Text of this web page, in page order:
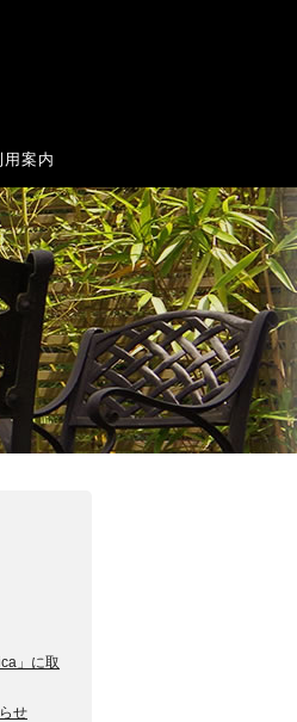
用案内
」に取
せ